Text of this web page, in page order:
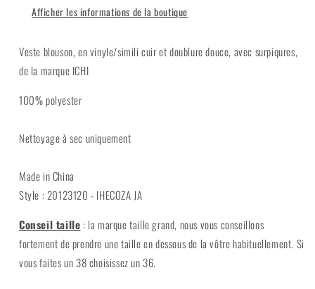
Afficher les informations de la boutique
Veste blouson, en vinyle/simili cuir et doublure douce, avec surpiqures,
de la marque ICHI
100% polyester
Nettoyage à sec uniquement
Made in China
Style : 20123120 - IHECOZA JA
Conseil taille : la marque taille grand, nous vous conseillons
fortement de prendre une taille en dessous de la vôtre habituellement. Si
vous faites un 38 choisissez un 36.